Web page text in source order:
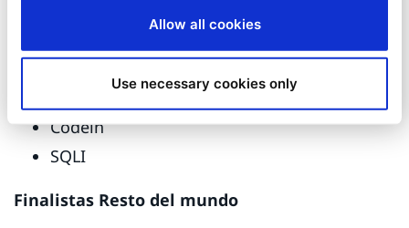
Allow all cookies
Use necessary cookies only
Finalistas FRANCIA¡
Codéin
SQLI
Finalistas Resto del mundo